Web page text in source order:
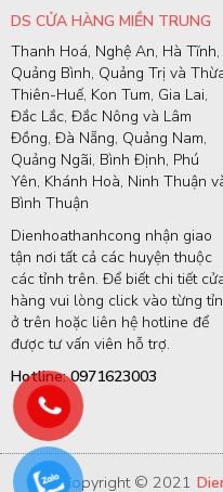
DS CỬA HÀNG MIỀN TRUNG
Thanh Hoá, Nghệ An, Hà Tĩnh,
Quảng Bình, Quảng Trị và
Thiên-Huế, Kon Tum, Gia Lai,
Đắc Lắc, Đắc Nông và Lâm
Đồng, Đà Nẵng, Quảng Nam,
Quảng Ngãi, Bình Định, Phú
Yên, Khánh Hoà, Ninh Thuận
Bình Thuận
Dienhoathanhcong nhận giao
tận nơi tất cả các huyện thuộc
các tỉnh trên. Để biết chi tiết
hàng vui lòng click vào từng
ở trên hoặc liên hệ hotline để
được tư vấn viên hỗ trợ.
Hotline: 0971623003
Copyright © 2021